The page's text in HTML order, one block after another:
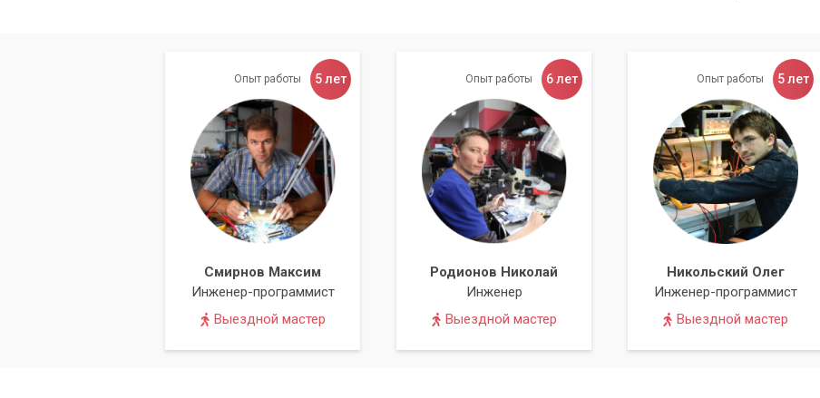
Полный комплекс услуг для всех
Мы предлагаем широкий спектр услуг по ремонту и обслуживанию компьютеров. Наши специалисты
проведут тщательную диагностику вашего устройства, выявят истинную причину неисправности и
устранят ее в максимально короткие сроки.
Мы используем только проверенные методы и современное оборудование. Обращаясь к нам, вы можете
быть уверены в качестве предоставляемых услуг и долговечности результата. Мы ценим каждого
Не позволяйте мелким неисправностям нарушать ваш рабочий ритм или досуг. Доверьтесь
профессионалам сервисного центра «Компьютерный Мастер» и наслаждайтесь бесперебойной работой
вашего ПК!
Опыт работы 5 лет
Смирнов Максим
Инженер-программист
Выездной мастер
Опыт работы 6 лет
Родионов Николай
Инженер
Выездной мастер
Опыт работы 5 лет
Никольский Олег
Инженер-программист
Выездной мастер